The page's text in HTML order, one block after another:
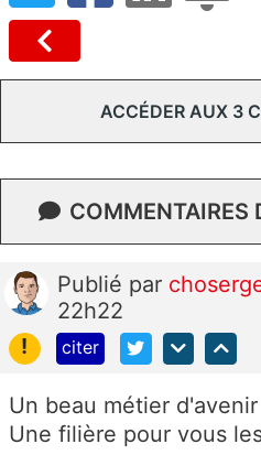
ACCÉDER AUX 3
COMMENTAIRES
Publié par
22h22
!
citer
Un beau métier
Une filière pour vous